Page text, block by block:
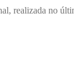
realizada no